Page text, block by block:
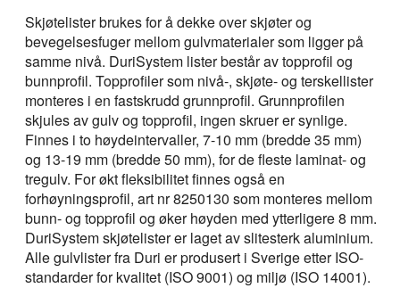
Skjøtelister brukes for å dekke over skjøter og
bevegelsesfuger mellom gulvmaterialer som ligger på
samme nivå. DuriSystem lister består av topprofil og
bunnprofil. Topprofiler som nivå-, skjøte- og terskellister
monteres i en fastskrudd grunnprofil. Grunnprofilen
skjules av gulv og topprofil, ingen skruer er synlige.
Finnes i to høydeintervaller, 7-10 mm (bredde 35 mm)
og 13-19 mm (bredde 50 mm), for de fleste laminat- og
tregulv. For økt fleksibilitet finnes også en
forhøyningsprofil, art nr 8250130 som monteres mellom
bunn- og topprofil og øker høyden med ytterligere 8 mm.
DuriSystem skjøtelister er laget av slitesterk aluminium.
Alle gulvlister fra Duri er produsert i Sverige etter ISO-
standarder for kvalitet (ISO 9001) og miljø (ISO 14001).